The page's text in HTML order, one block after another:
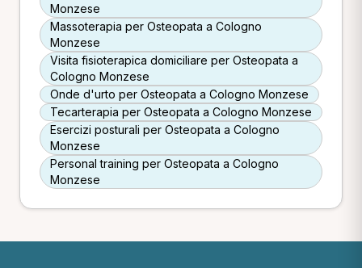
Monzese
Massoterapia per Osteopata a Cologno
Monzese
Visita fisioterapica domiciliare per Osteopata a
Cologno Monzese
Onde d'urto per Osteopata a Cologno Monzese
Tecarterapia per Osteopata a Cologno Monzese
Esercizi posturali per Osteopata a Cologno
Monzese
Personal training per Osteopata a Cologno
Monzese